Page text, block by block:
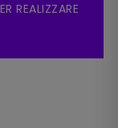
REALIZZARE